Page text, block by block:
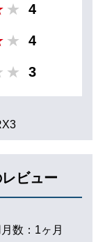
4
4
3
ビュー
数： 1ヶ月